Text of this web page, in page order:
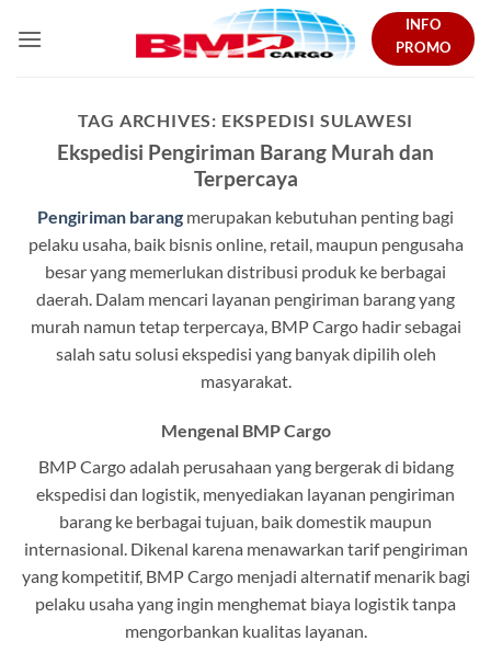
INFO
PROMO
TAG ARCHIVES: EKSPEDISI SULAWESI
Ekspedisi Pengiriman Barang Murah dan
Terpercaya
Pengiriman barang merupakan kebutuhan penting bagi
pelaku usaha, baik bisnis online, retail, maupun pengusaha
besar yang memerlukan distribusi produk ke berbagai
daerah. Dalam mencari layanan pengiriman barang yang
murah namun tetap terpercaya, BMP Cargo hadir sebagai
salah satu solusi ekspedisi yang banyak dipilih oleh
masyarakat.
Mengenal BMP Cargo
BMP Cargo adalah perusahaan yang bergerak di bidang
ekspedisi dan logistik, menyediakan layanan pengiriman
barang ke berbagai tujuan, baik domestik maupun
internasional. Dikenal karena menawarkan tarif pengiriman
yang kompetitif, BMP Cargo menjadi alternatif menarik bagi
pelaku usaha yang ingin menghemat biaya logistik tanpa
mengorbankan kualitas layanan.